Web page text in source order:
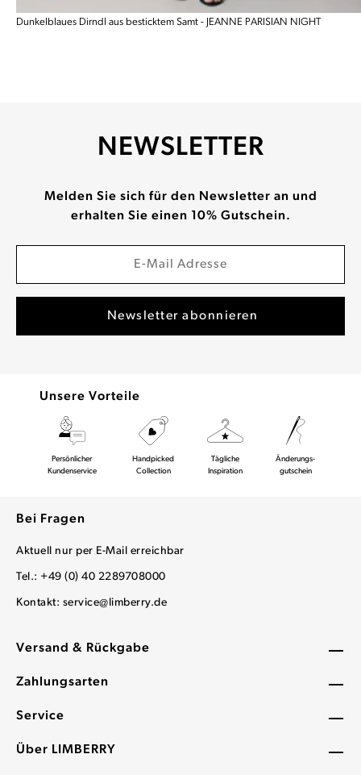
Dunkelblaues Dirndl aus besticktem Samt - JEANNE PARISIAN NIGHT
Versand & Rückgabe
Zahlungsarten
Service
Über LIMBERRY
NEWSLETTER
Melden Sie sich für den Newsletter an und
erhalten Sie einen 10% Gutschein.
Unsere Vorteile
Persönlicher
Kundenservice
Handpicked
Collection
Tägliche
Inspiration
Änderungs-
gutschein
Bei Fragen
Aktuell nur per E-Mail erreichbar
Tel.: +49 (0) 40 2289708000
Kontakt: service@limberry.de